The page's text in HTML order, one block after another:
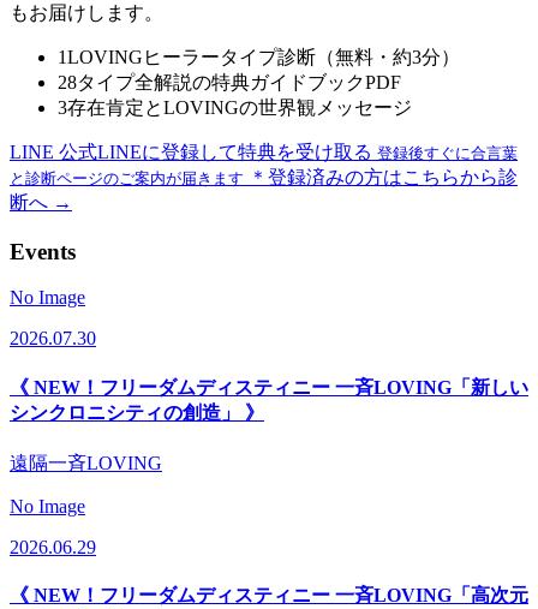
もお届けします。
1LOVINGヒーラータイプ診断（無料・約3分）
28タイプ全解説の特典ガイドブックPDF
3存在肯定とLOVINGの世界観メッセージ
LINE 公式LINEに登録して特典を受け取る 登録後すぐに合言葉
と診断ページのご案内が届きます
＊登録済みの方はこちらから診
断へ →
Events
No Image
2026.07.30
《 NEW！フリーダムディスティニー 一斉LOVING「新しい
シンクロニシティの創造」 》
遠隔一斉LOVING
No Image
2026.06.29
《 NEW！フリーダムディスティニー 一斉LOVING「高次元